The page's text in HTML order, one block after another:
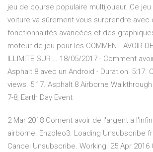
jeu de course populaire multijoueur. Ce
voiture va sûrement vous surprendre avec
fonctionnalités avancées et des
moteur de jeu pour les COMMENT AVOIR
ILLIMITE SUR … 18/05/2017 · Comment
Asphalt 8 avec un Android - Duration: 5:17.
views. 5:17. Asphalt 8 Airborne
7-8, Earth Day Event
2 Mar 2018 Coment avoir de l'argent a
airborne. Enzoleo3. Loading Unsubscribe
Cancel Unsubscribe. Working. 25 Apr 2016